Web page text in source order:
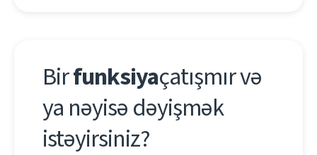
Birfunksiyaçatışmır və
ya nəyisə dəyişmək
istəyirsiniz?